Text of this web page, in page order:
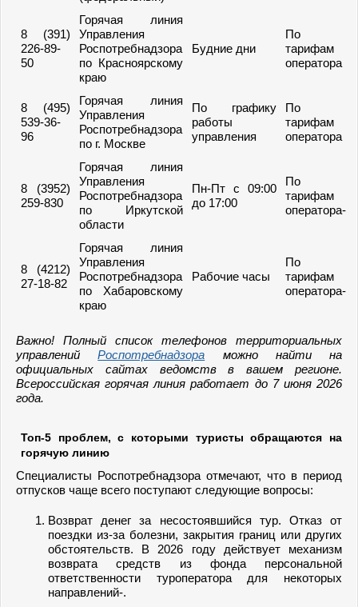
8 (391)
226-89-
50
Горячая линия
Управления
Роспотребнадзора
по Красноярскому
краю
Будние дни
По
тарифам
оператора
8 (495)
539-36-
96
Горячая линия
Управления
Роспотребнадзора
по г. Москве
По графику
работы
управления
По
тарифам
оператора
8 (3952)
259-830
Горячая линия
Управления
Роспотребнадзора
по Иркутской
области
Пн-Пт с 09:00
до 17:00
По
тарифам
оператора-
8 (4212)
27-18-82
Горячая линия
Управления
Роспотребнадзора
по Хабаровскому
краю
Рабочие часы
По
тарифам
оператора-
Важно! Полный список телефонов территориальных
управленийРоспотребнадзора можно найти на
официальных сайтах ведомств в вашем регионе.
Всероссийская горячая линия работает до 7 июня 2026
года.
Топ-5 проблем, с которыми туристы обращаются на
горячую линию
Специалисты Роспотребнадзора отмечают, что в период
отпусков чаще всего поступают следующие вопросы:
Возврат денег за несостоявшийся тур. Отказ от
поездки из-за болезни, закрытия границ или других
обстоятельств. В 2026 году действует механизм
возврата средств из фонда персональной
ответственности туроператора для некоторых
направлений-.